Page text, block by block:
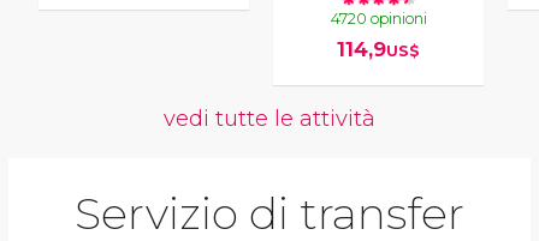
4720 opinioni
114,9US$
vedi tutte le attività
Servizio di transfer